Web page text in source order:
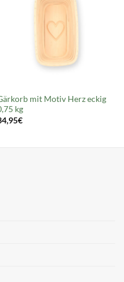
mit Motiv Herz eckig
kg
€